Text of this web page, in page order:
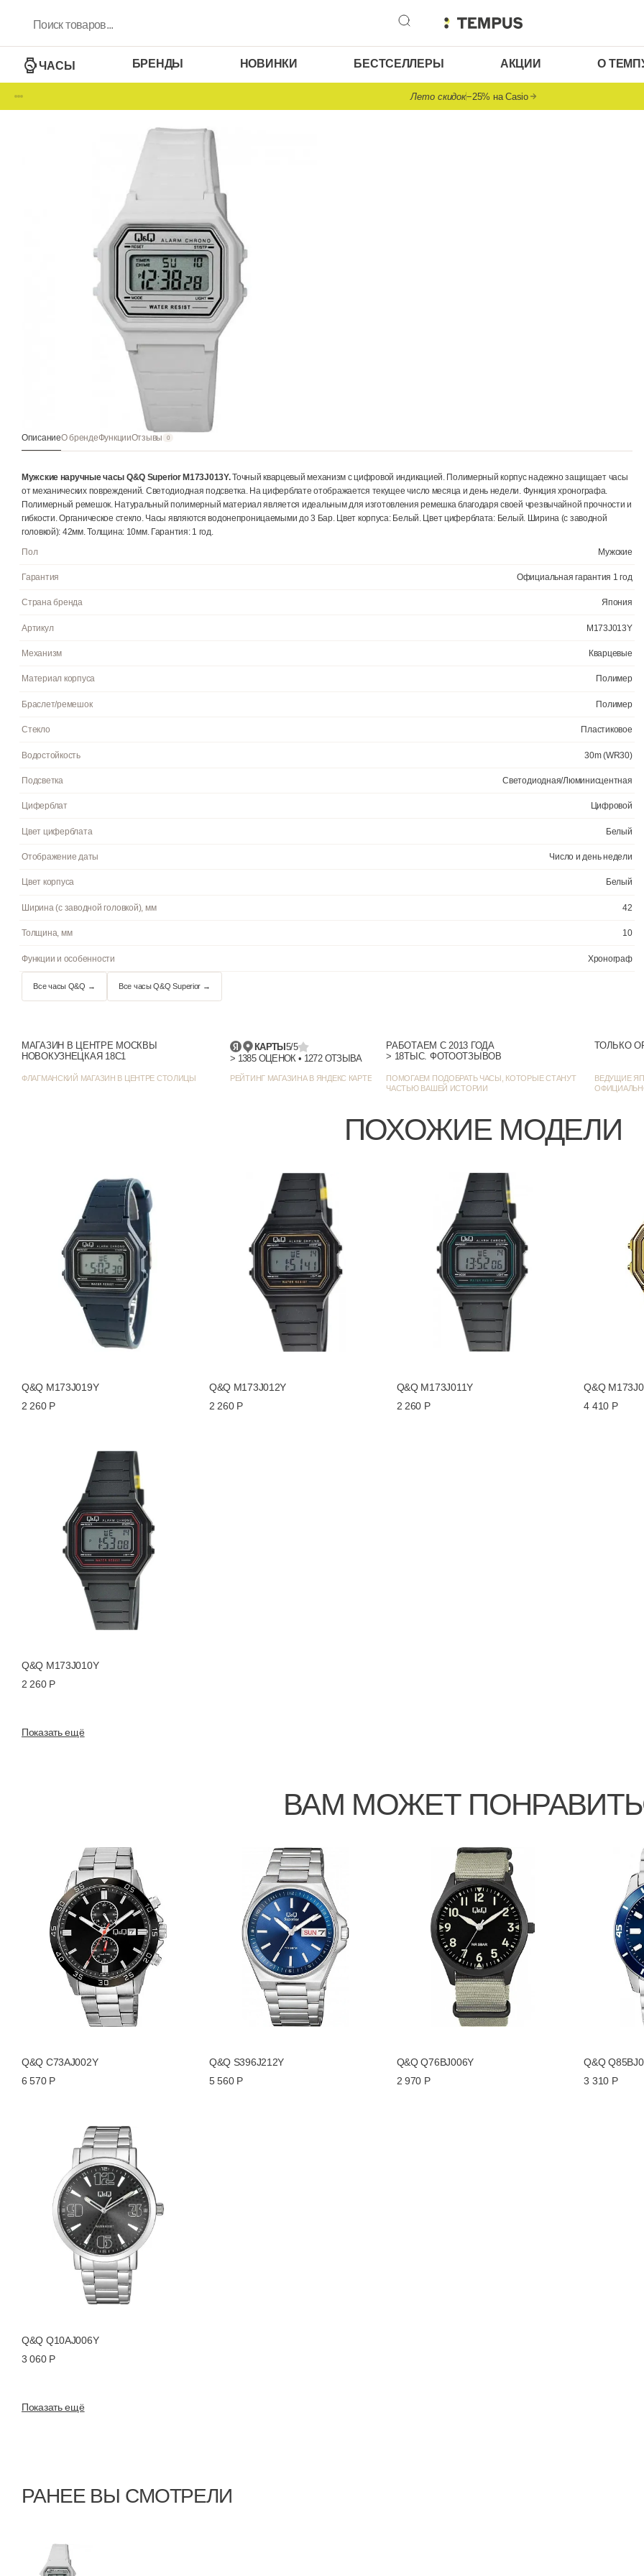
ЧАСЫ БРЕНДЫ НОВИНКИ БЕСТСЕЛЛЕРЫ АКЦИИ О
Лето скидок−25% на Casio
ОписаниеО бренде ФункцииОтзывы 0
от механических повреждений. Светодиодная подсветка. На циферблате отображается текущее число месяца и день недели.
гибкости. Органическое стекло. Часы являются водонепроницаемыми до 3 Бар. Цвет корпуса: Белый. Цвет циферблата: Белый.
головкой): 42мм. Толщина: 10мм. Гарантия: 1 год.
Пол
Гарантия
Страна бренда
Браслет/ремешок
Стекло
Водостойкость
МАГАЗИН В ЦЕНТРЕ МОСКВЫ
НОВОКУЗНЕЦКАЯ 18С1
ФЛАГМАНСКИЙ МАГАЗИН В ЦЕНТРЕ СТОЛИЦЫ
КАРТЫ5/5
> 1385 ОЦЕНОК • 1272 ОТЗЫВА
РЕЙТИНГ МАГАЗИНА В ЯНДЕКС КАРТЕ
РАБОТАЕМ С 2013 ГОДА
> 18ТЫС. ФОТООТЗЫВОВ
ПОМОГАЕМ ПОДОБРАТЬ ЧАСЫ, КОТОРЫЕ СТАНУТ
ЧАСТЬЮ ВАШЕЙ ИСТОРИИ
ТОЛЬКО
ВЕДУЩИЕ
ПОХОЖИЕ МОДЕЛИ
Q&Q M173J019Y
2 260 Р
Q&Q M173J012Y
2 260 Р
Q&Q M173J011Y
2 260 Р
Q&Q
4 410 Р
Q&Q M173J010Y
2 260 Р
Показать ещё
ВАМ МОЖЕТ
Q&Q C73AJ002Y
6 570 Р
Q&Q S396J212Y
5 560 Р
Q&Q Q76BJ006Y
2 970 Р
Q&Q
3 310 Р
Q&Q Q10AJ006Y
3 060 Р
Показать ещё
РАНЕЕ ВЫ СМОТРЕЛИ